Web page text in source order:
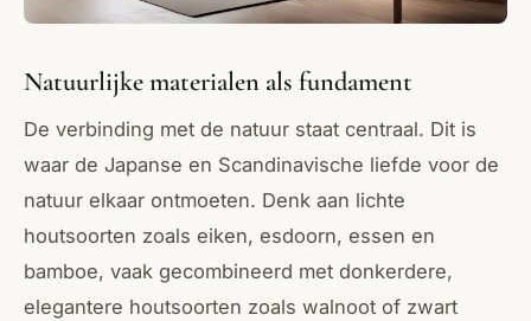
Natuurlijke materialen als fundament
De verbinding met de natuur staat centraal. Dit is
waar de Japanse en Scandinavische liefde voor de
natuur elkaar ontmoeten. Denk aan lichte
houtsoorten zoals eiken, esdoorn, essen en
bamboe, vaak gecombineerd met donkerdere,
elegantere houtsoorten zoals walnoot of zwart